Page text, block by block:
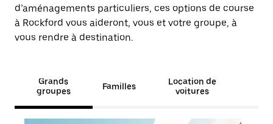
d’aménagements particuliers, ces options de course
à Rockford vous aideront, vous et votre groupe, à
vous rendre à destination.
Grands
groupes
Familles
Location de
voitures